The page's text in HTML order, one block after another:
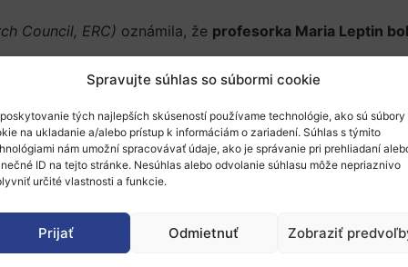
Spravujte súhlas so súbormi cookie
tých najlepších skúseností používame technológie, ako sú súbory
na ukladanie a/alebo prístup k informáciám o zariadení. Súhlas s týmito
nám umožní spracovávať údaje, ako je správanie pri prehliadaní
ID na tejto stránke. Nesúhlas alebo odvolanie súhlasu môže nepriaznivo
určité vlastnosti a funkcie.
Prijať Odmietnuť Zobraziť
Council, ERC) oznámila, že profesorka Maria Leptin
organizácie pre molekulárnu biológiu
prezident Jean-Pierre Bourguignon ukončí svoj
sa vývojovou biológiou a imunológiou.
biológie (EMBL) v Heidelbergu. V roku 2010
rok trvajúci proces, na ktorom sa podieľala
profesorka vedeckých a technologických štúdií
komisii odporúčania týkajúce sa najlepších